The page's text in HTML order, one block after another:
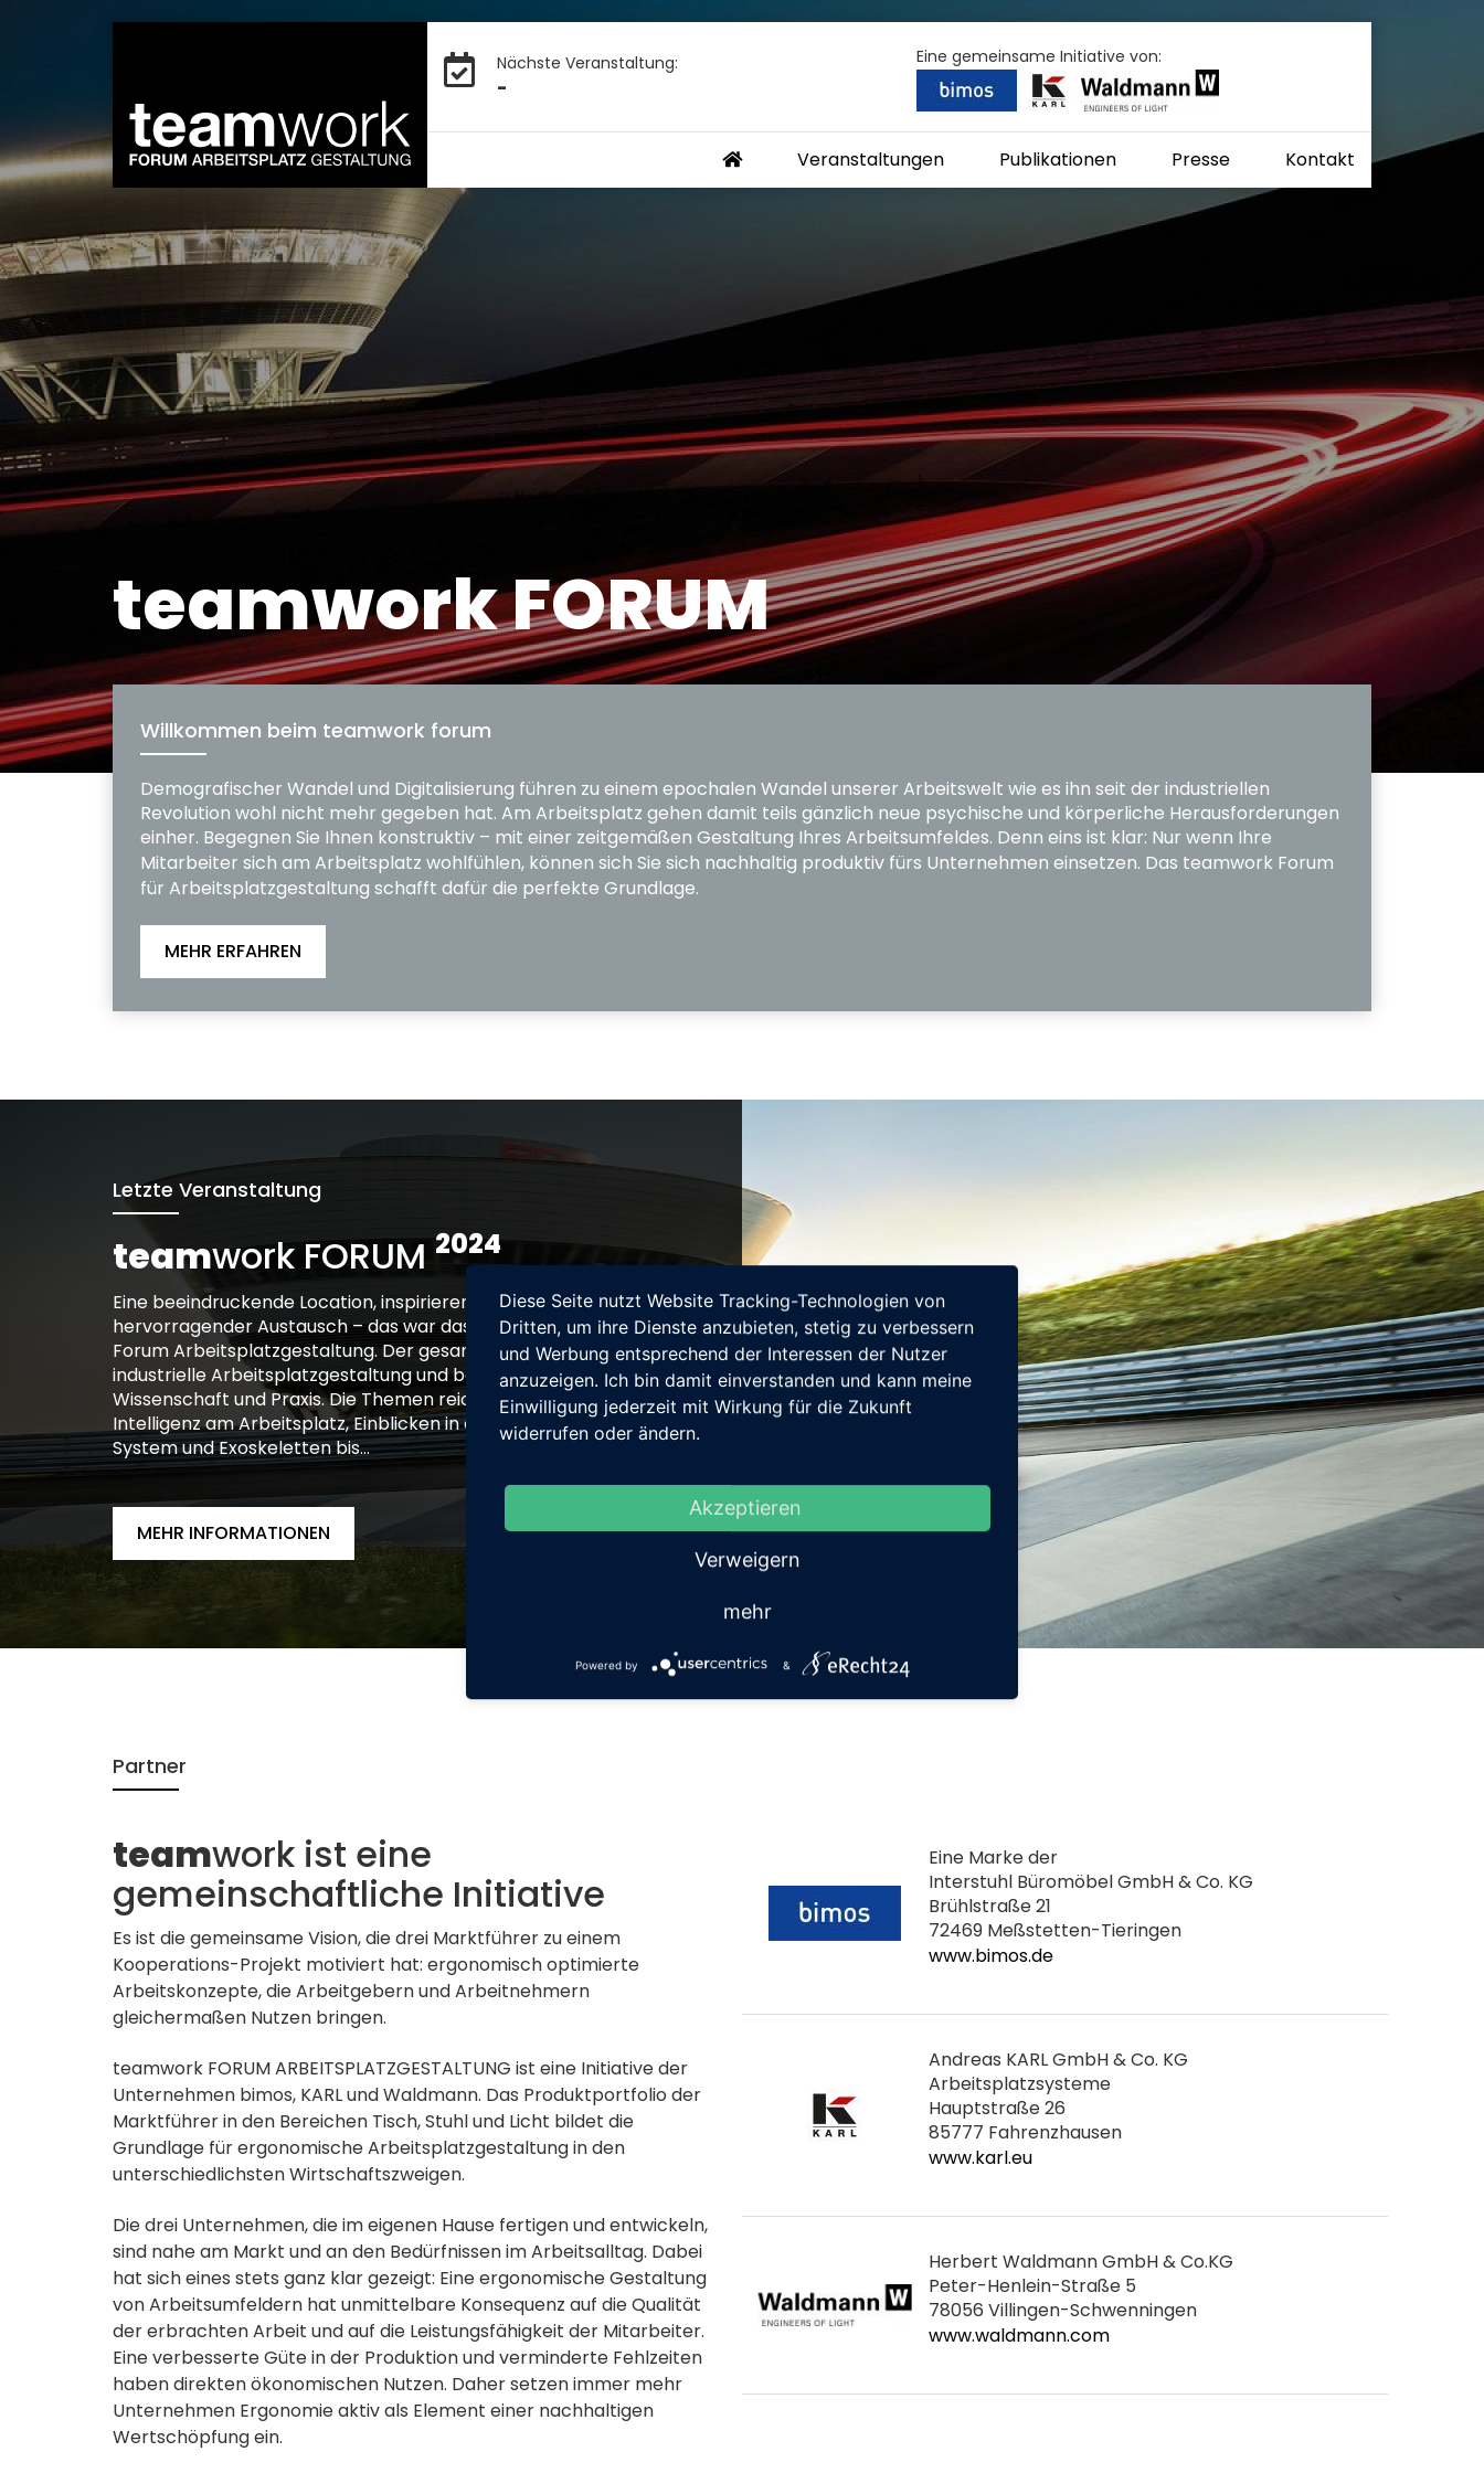
Nächste Veran­staltung:
-
Eine gemeinsame Initiative von:
Veranstaltungen Publikationen Presse Kontakt
teamwork FORUM
Willkommen beim teamwork forum
Demografischer Wandel und Digitalisierung führen zu einem epochalen Wandel unserer Arbeitswelt wie es ihn seit der industriellen
Revolution wohl nicht mehr gegeben hat. Am Arbeitsplatz gehen damit teils gänzlich neue psychische und körperliche Herausforderungen
einher. Begegnen Sie Ihnen konstruktiv – mit einer zeitgemäßen Gestaltung Ihres Arbeitsumfeldes. Denn eins ist klar: Nur wenn Ihre
Mitarbeiter sich am Arbeitsplatz wohlfühlen, können sich Sie sich nachhaltig produktiv fürs Unternehmen einsetzen. Das teamwork Forum
für Arbeitsplatzgestaltung schafft dafür die perfekte Grundlage.
MEHR ERFAHREN
Letzte Veranstaltung
teamwork FORUM 2024
Eine beeindruckende Location, inspirierende Vorträge und ein
hervorragender Austausch – das war das diesjährige Teamwork
Forum Arbeitsplatzgestaltung. Der gesamte Tag drehte sich um die
industrielle Arbeitsplatzgestaltung und bot spannende Vorträge aus
Wissenschaft und Praxis. Die Themen reichten von Künstlicher
Intelligenz am Arbeitsplatz, Einblicken in ein ausgeklügeltes Lean-
System und Exoskeletten bis...
MEHR INFORMATIONEN
Partner
teamwork ist eine
gemeinschaftliche Initiative
Es ist die gemeinsame Vision, die drei Marktführer zu einem
Kooperations-Projekt motiviert hat: ergonomisch optimierte
Arbeitskonzepte, die Arbeitgebern und Arbeitnehmern
gleichermaßen Nutzen bringen.
teamwork FORUM ARBEITSPLATZGESTALTUNG ist eine Initiative der
Unternehmen bimos, KARL und Waldmann. Das Produktportfolio der
Marktführer in den Bereichen Tisch, Stuhl und Licht bildet die
Grundlage für ergonomische Arbeitsplatzgestaltung in den
unterschiedlichsten Wirtschaftszweigen.
Die drei Unternehmen, die im eigenen Hause fertigen und entwickeln,
sind nahe am Markt und an den Bedürfnissen im Arbeitsalltag. Dabei
hat sich eines stets ganz klar gezeigt: Eine ergonomische Gestaltung
von Arbeitsumfeldern hat unmittelbare Konsequenz auf die Qualität
der erbrachten Arbeit und auf die Leistungsfähigkeit der Mitarbeiter.
Eine verbesserte Güte in der Produktion und verminderte Fehlzeiten
haben direkten ökonomischen Nutzen. Daher setzen immer mehr
Unternehmen Ergonomie aktiv als Element einer nachhaltigen
Wertschöpfung ein.
Eine Marke der
Interstuhl Büromöbel GmbH & Co. KG
Brühlstraße 21
72469 Meßstetten-Tieringen
www.bimos.de
Andreas KARL GmbH & Co. KG
Arbeitsplatzsysteme
Hauptstraße 26
85777 Fahrenzhausen
www.karl.eu
Herbert Waldmann GmbH & Co.KG
Peter-Henlein-Straße 5
78056 Villingen-Schwenningen
www.waldmann.com
Diese Seite nutzt Website Tracking-Technologien von
Dritten, um ihre Dienste anzubieten, stetig zu verbessern
und Werbung entsprechend der Interessen der Nutzer
anzuzeigen. Ich bin damit einverstanden und kann meine
Einwilligung jederzeit mit Wirkung für die Zukunft
widerrufen oder ändern.
Akzeptieren
Verweigern
mehr
Powered by &